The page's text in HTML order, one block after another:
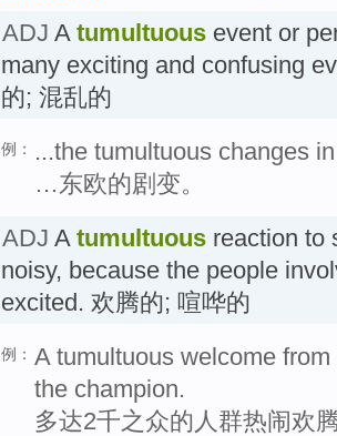
ADJ A tumultuous event or
many exciting and confusing
的; 混乱的
例：
...the tumultuous changes
…东欧的剧变。
ADJ A tumultuous reaction to
noisy, because the people
excited. 欢腾的; 喧哗的
例： A tumultuous welcome
the champion.
多达2千之众的人群热闹欢